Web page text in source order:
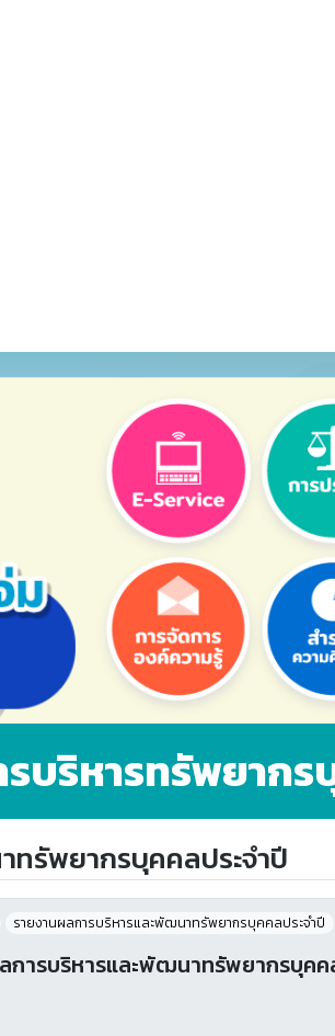
รบริหารทรัพยาก
ทรัพยากรบุคคลประจําปี
รายงานผลการบริหารและพัฒนาทรัพยากรบุคคลประจําปี
การบริหารและพัฒนาทรัพยากรบุค